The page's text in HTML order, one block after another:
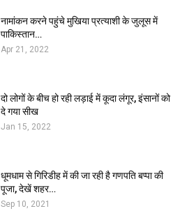
नामांकन करने पहुंचे मुखिया प्रत्याशी के जुलूस में
पाकिस्तान…
Apr 21, 2022
दो लोगों के बीच हो रही लड़ाई में कूदा लंगूर, इंसानों को
दे गया सीख
Jan 15, 2022
धूमधाम से गिरिडीह में की जा रही है गणपति बप्पा की
पूजा, देखें शहर…
Sep 10, 2021